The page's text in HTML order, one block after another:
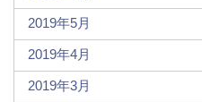
2019年5月
2019年4月
2019年3月